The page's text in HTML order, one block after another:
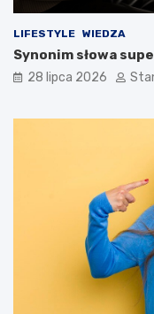
LIFESTYLE WIEDZA
Synonim słowa
28 lipca 2026